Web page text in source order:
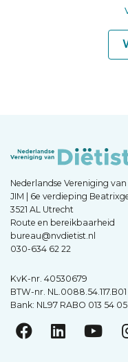
Nederlandse Vereniging
JIM | 6e verdieping
3521 AL Utrecht
Route en bereikbaarheid
bureau@nvdietist.nl
030-634 62 22
KvK-nr. 40530679
BTW-nr. NL.0088.54.117.B01
Bank: NL97 RABO 013 54